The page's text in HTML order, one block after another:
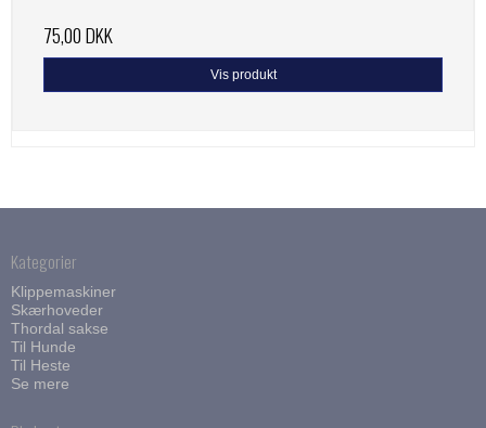
75,00 DKK
Vis produkt
Kategorier
Klippemaskiner
Skærhoveder
Thordal sakse
Til Hunde
Til Heste
Se mere